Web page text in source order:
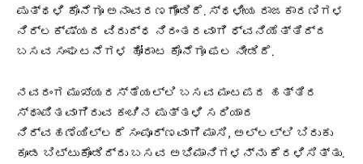
ಪುತ್ಥಳಿ ಕೊನೆಗೂ ಅನಾವರಣಗೊಂಡಿದೆ. ಸ್ಥಳೀಯ ರಾಜಕಾರಣಿಗಳ
ನಿರ್ಲಕ್ಷ್ಯದ ವಿರುದ್ಧ ನಿರಂತರವಾಗಿ ಧ್ವನಿಯೆತ್ತಿದ್ದ
ಬಸವ ಸಂಘಟನೆಗಳ ಹೋರಾಟ ಕೊನೆಗೂ ಫಲ ನೀಡಿದೆ.
ನವರಂಗ ಮುಖ್ಯರಸ್ತೆಯಲ್ಲಿ ಬಸವ ಮಂಟಪದ ಹತ್ತಿರ
ಸ್ಥಾಪಿತವಾಗಿರುವ ಕಂಚಿನ ಪುತ್ತಳಿ ಸರಿಯಾದ
ನಿರ್ವಹಣೆಯಿಲ್ಲದೆ ಸಂಪೂರ್ಣವಾಗಿ ಮಾಸಿ, ಅಲ್ಲಲ್ಲಿ ಬಿರುಕು
ಕೂಡ ಬಿಟ್ಟುಕೊಂಡಿದ್ದು ಬಸವ ಅಭಿಮಾನಿಗಳನ್ನು ಕೆರಳಿಸಿತ್ತು.